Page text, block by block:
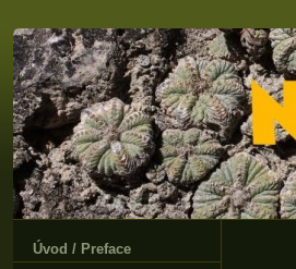
Úvod / Preface